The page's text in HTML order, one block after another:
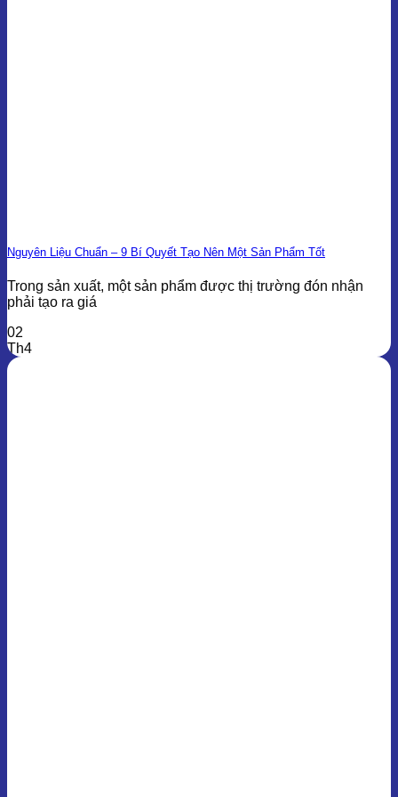
Nguyên Liệu Chuẩn – 9 Bí Quyết Tạo Nên Một Sản Phẩm Tốt
Trong sản xuất, một sản phẩm được thị trường đón nhận
phải tạo ra giá
02
Th4